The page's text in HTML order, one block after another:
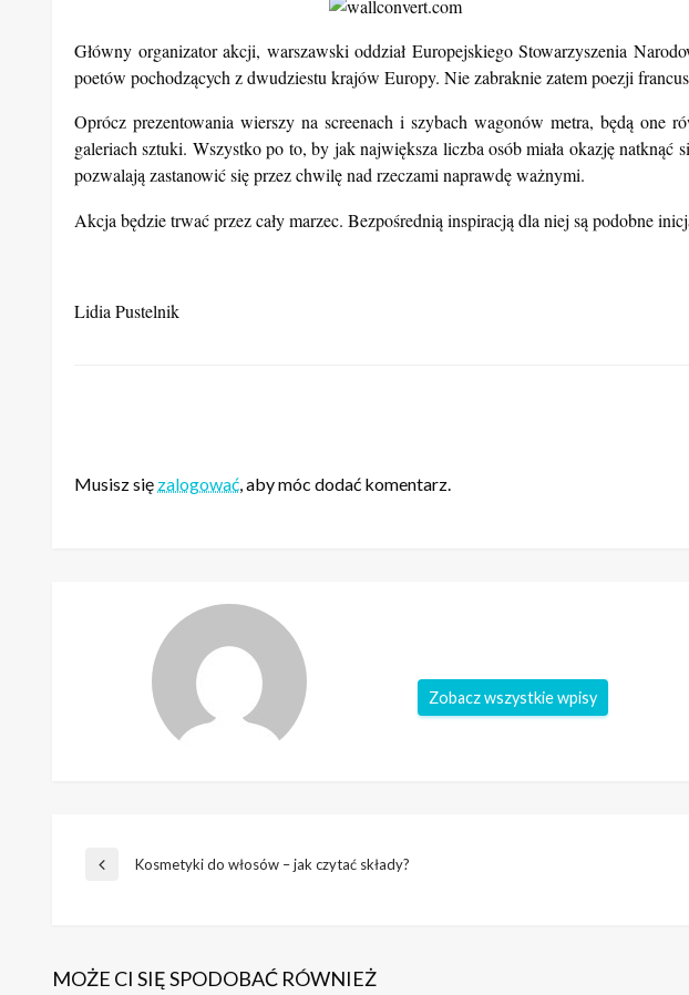
Główny organizator akcji, warszawski oddział Europejskiego Stowarzyszenia
poetów pochodzących z dwudziestu krajów Europy. Nie zabraknie zatem poezji
Oprócz prezentowania wierszy na screenach i szybach wagonów metra, będą
galeriach sztuki. Wszystko po to, by jak największa liczba osób miała okazję
pozwalają zastanowić się przez chwilę nad rzeczami naprawdę ważnymi.
Akcja będzie trwać przez cały marzec. Bezpośrednią inspiracją dla niej są podobne
Lidia Pustelnik
Musisz się zalogować, aby móc dodać komentarz.
Zobacz wszystkie wpisy
Nawigacja
Poprzedni
Kosmetyki do włosów – jak czytać składy?
MOŻE CI SIĘ SPODOBAĆ RÓWNIEŻ